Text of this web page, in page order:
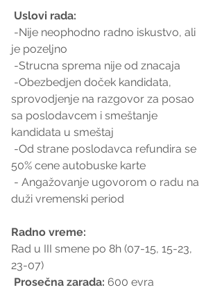
Uslovi rada:
je pozeljno
-Strucna sprema nije od znacaja
sprovodjenje na razgovor za posao
sa poslodavcem i smeštanje
kandidata u smeštaj
50% cene autobuske karte
duži vremenski period
Radno vreme:
Rad u III smene po 8h (07-15, 15-23,
23-07)
Prosečna zarada: 600 evra